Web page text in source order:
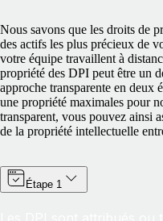
Nous savons que les droits de
des actifs les plus précieux de
votre équipe travaillent à
propriété des DPI peut être un
approche transparente en deux
une propriété maximales pour
transparent, vous pouvez ainsi
de la propriété intellectuelle
Étape 1